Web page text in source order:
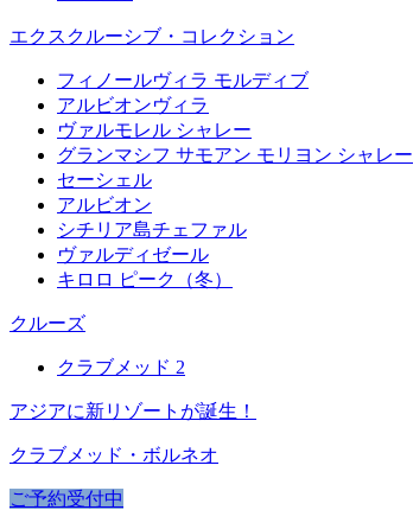
エクスクルーシブ・コレクション
フィノールヴィラ モルディブ
アルビオンヴィラ
ヴァルモレル シャレー
グランマシフ サモアン モリヨン シャレー
セーシェル
アルビオン
シチリア島チェファル
ヴァルディゼール
キロロ ピーク（冬）
クルーズ
クラブメッド 2
アジアに新リゾートが誕生！
クラブメッド・ボルネオ
ご予約受付中